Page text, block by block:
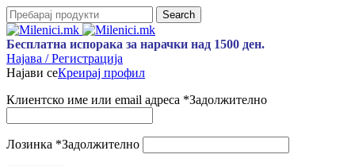
Search
Бесплатна испорака за нарачки над 1500 ден.
Најава / Регистрација
Најави сеКреирај профил
Клиентско име или email адреса *Задолжително
Лозинка *Задолжително